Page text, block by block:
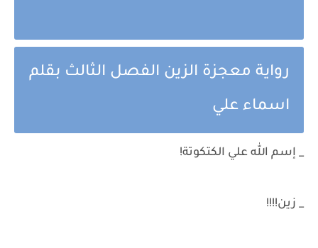
رواية معجزة الزين الفصل الثالث بقلم
اسماء علي
_ إسم الله علي الكتكوتة!
_ زين!!!!